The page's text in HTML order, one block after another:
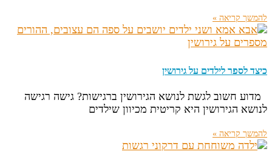
להמשך קריאה »
כיצד לספר לילדים על גירושין
מדוע חשוב לגשת לנושא הגירושין ברגישות? גישה רגישה
לנושא הגירושין היא קריטית מכיוון שילדים
להמשך קריאה »